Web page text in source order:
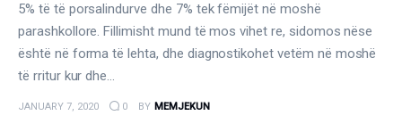
Onkologji
ORL
Ortopedi dhe Fizioterapi
5% të të porsalindurve dhe 7% tek fëmijët në moshë
parashkollore. Fillimisht mund të mos vihet re, sidomos nëse
është në forma të lehta, dhe diagnostikohet vetëm në moshë
të rritur kur dhe…
JANUARY 7, 2020 0 BY MEMJEKUN